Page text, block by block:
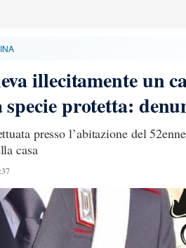
illecitamente un
protetta:
presso l’abitazione del
casa